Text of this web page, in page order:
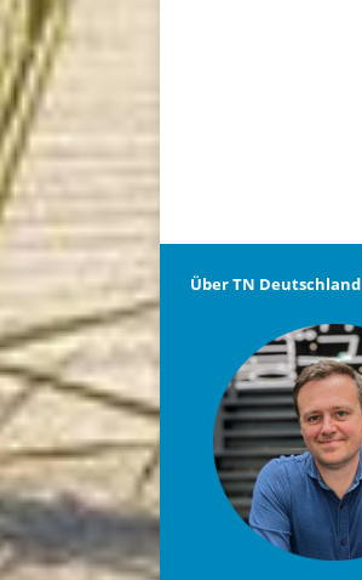
Über TN Deutschland